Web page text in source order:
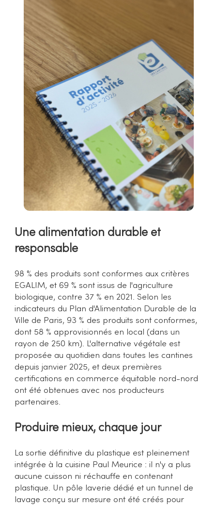
Une alimentation durable et
responsable
98 % des produits sont conformes aux critères
EGALIM, et 69 % sont issus de l'agriculture
biologique, contre 37 % en 2021. Selon les
indicateurs du Plan d'Alimentation Durable de la
Ville de Paris, 93 % des produits sont conformes,
dont 58 % approvisionnés en local (dans un
rayon de 250 km). L'alternative végétale est
proposée au quotidien dans toutes les cantines
depuis janvier 2025, et deux premières
certifications en commerce équitable nord-nord
ont été obtenues avec nos producteurs
partenaires.
Produire mieux, chaque jour
La sortie définitive du plastique est pleinement
intégrée à la cuisine Paul Meurice : il n'y a plus
aucune cuisson ni réchauffe en contenant
plastique. Un pôle laverie dédié et un tunnel de
lavage conçu sur mesure ont été créés pour